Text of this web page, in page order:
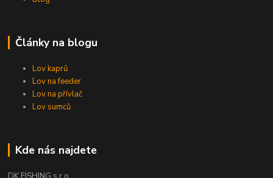
Články na blogu
Lov kaprů
Lov na feeder
Lov na přívlač
Lov sumců
Kde nás najdete